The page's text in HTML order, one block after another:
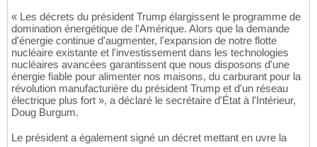
« Les décrets du président Trump élargissent le programme de
domination énergétique de l'Amérique. Alors que la demande
d'énergie continue d'augmenter, l'expansion de notre flotte
nucléaire existante et l'investissement dans les technologies
nucléaires avancées garantissent que nous disposons d'une
énergie fiable pour alimenter nos maisons, du carburant pour la
révolution manufacturière du président Trump et d'un réseau
électrique plus fort », a déclaré le secrétaire d'État à l'Intérieur,
Doug Burgum.
Le président a également signé un décret mettant en uvre la